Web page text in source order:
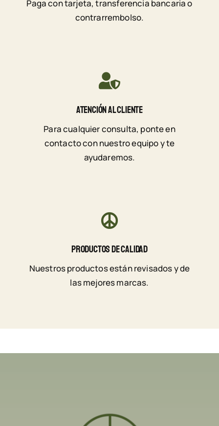
Paga con tarjeta, transferencia bancaria o
contrarrembolso.
Atención Al Cliente
Para cualquier consulta, ponte en
contacto con nuestro equipo y te
ayudaremos.
Productos De Calidad
Nuestros productos están revisados y de
las mejores marcas.